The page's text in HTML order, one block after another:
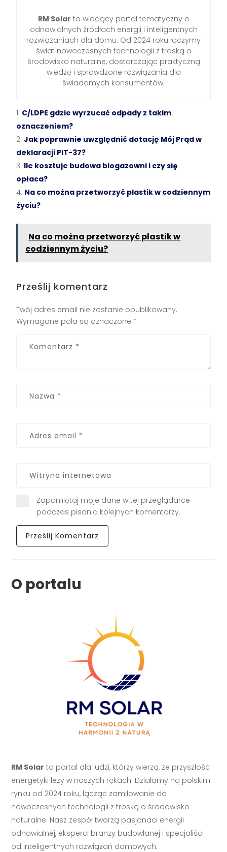
RM Solar to wiodący portal tematyczny o
odnawialnych źródłach energii i inteligentnych
rozwiązaniach dla domu. Od 2024 roku łączymy
świat nowoczesnych technologii z troską o
środowisko naturalne, dostarczając praktyczną
wiedzę i sprawdzone rozwiązania dla
świadomych konsumentów.
C/LDPE gdzie wyrzucać odpady z takim
oznaczeniem?
Jak poprawnie uwzględnić dotację Mój Prąd w
deklaracji PIT-37?
Ile kosztuje budowa biogazowni i czy się
opłaca?
Na co można przetworzyć plastik w codziennym
życiu?
Na co można przetworzyć plastik w
codziennym życiu?
Prześlij komentarz
Twój adres email nie zostanie opublikowany.
Wymagane pola są oznaczone *
Zapamiętaj moje dane w tej przeglądarce
podczas pisania kolejnych komentarzy.
O portalu
RM Solar to portal dla ludzi, którzy wierzą, że przyszłość
energetyki leży w naszych rękach. Działamy na polskim
rynku od 2024 roku, łącząc zamiłowanie do
nowoczesnych technologii z troską o środowisko
naturalne. Nasz zespół tworzą pasjonaci energii
odnawialnej, eksperci branży budowlanej i specjaliści
od inteligentnych rozwiązań domowych.